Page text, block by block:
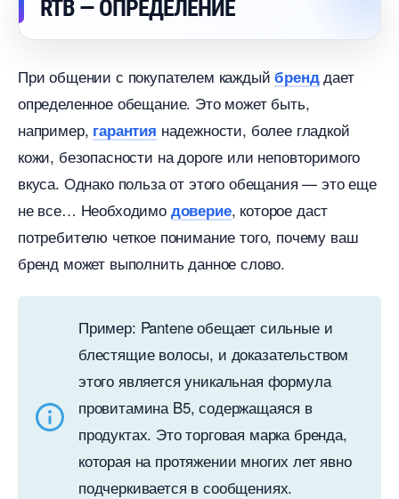
RTB — ОПРЕДЕЛЕНИЕ
При общении с покупателем каждыйренддает
определенное обещание. Это может быть,
например, арантия надежности, более гладкой
кожи, безопасности на дороге или неповторимого
куса. Однако польза от этого обещания — это еще
не все… Необходимо доверие, которое даст
потребителю четкое понимание того, почему ваш
ренд может выполнить данное слово.
Пример: Pantene обещает сильные и
лестящие волосы, и доказательством
этого является уникальная формула
провитамина B5, содержащаяся
продуктах. Это торговая марка бренда,
которая на протяжении многих лет явно
подчеркивается в сообщениях.